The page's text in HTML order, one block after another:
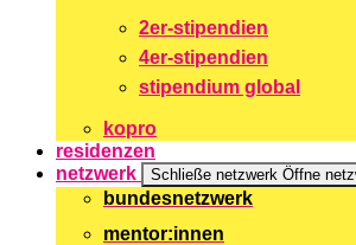
2er-stipendien
4er-stipendien
stipendium global
kopro
residenzen
netzwerk
Schließe netzwerk Öffne
bundesnetzwerk
mentor:innen